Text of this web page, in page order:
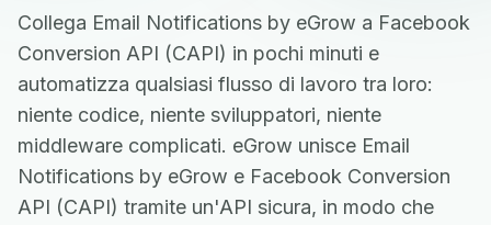
Collega Email Notifications by eGrow a Facebook
Conversion API (CAPI) in pochi minuti e
automatizza qualsiasi flusso di lavoro tra loro:
niente codice, niente sviluppatori, niente
middleware complicati. eGrow unisce Email
Notifications by eGrow e Facebook Conversion
API (CAPI) tramite un'API sicura, in modo che